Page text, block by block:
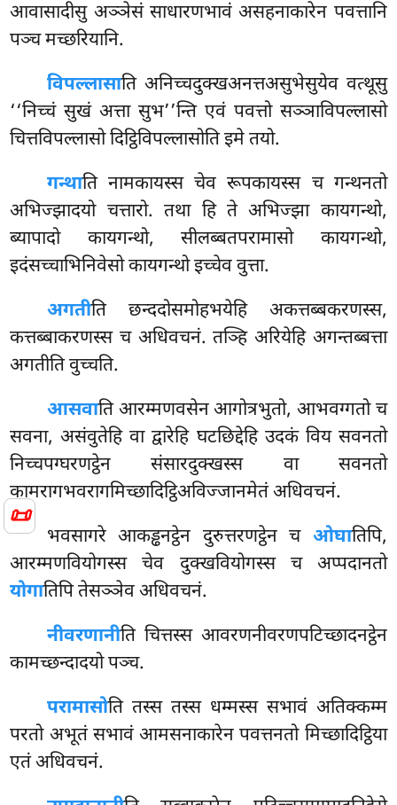
📜
आवासादीसु अञ्ञेसं साधारणभावं असहनाकारेन पवत्तानि
पञ्च मच्छरियानि.
विपल्लासाति अनिच्चदुक्खअनत्तअसुभेसुयेव वत्थूसु
‘‘निच्चं सुखं अत्ता सुभ’’न्ति एवं पवत्तो सञ्ञाविपल्लासो
चित्तविपल्लासो दिट्ठिविपल्लासोति इमे तयो.
गन्थाति नामकायस्स चेव रूपकायस्स च गन्थनतो
अभिज्झादयो चत्तारो. तथा हि ते अभिज्झा कायगन्थो,
ब्यापादो कायगन्थो, सीलब्बतपरामासो कायगन्थो,
इदंसच्चाभिनिवेसो कायगन्थो इच्चेव वुत्ता.
अगतीति छन्ददोसमोहभयेहि अकत्तब्बकरणस्स,
कत्तब्बाकरणस्स च अधिवचनं. तञ्हि अरियेहि अगन्तब्बत्ता
अगतीति वुच्चति.
आसवाति आरम्मणवसेन आगोत्रभुतो, आभवग्गतो च
सवना, असंवुतेहि वा द्वारेहि घटछिद्देहि उदकं विय सवनतो
निच्चपग्घरणट्ठेन संसारदुक्खस्स वा सवनतो
कामरागभवरागमिच्छादिट्ठिअविज्जानमेतं अधिवचनं.
भवसागरे आकड्ढनट्ठेन दुरुत्तरणट्ठेन च ओघातिपि,
आरम्मणवियोगस्स चेव दुक्खवियोगस्स च अप्पदानतो
योगातिपि तेसञ्ञेव अधिवचनं.
नीवरणानीति चित्तस्स आवरणनीवरणपटिच्छादनट्ठेन
कामच्छन्दादयो पञ्च.
परामासोति तस्स तस्स धम्मस्स सभावं अतिक्कम्म
परतो अभूतं सभावं आमसनाकारेन पवत्तनतो मिच्छादिट्ठिया
एतं अधिवचनं.